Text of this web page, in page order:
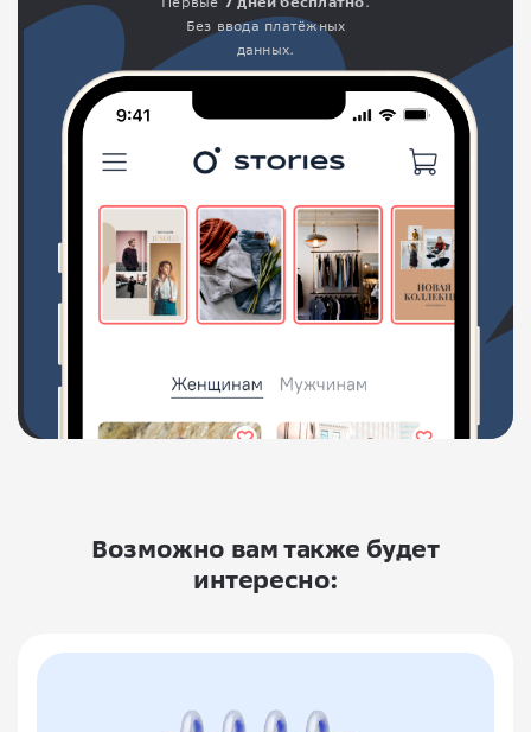
Без ввода платёжных
данных.
Возможно вам также будет
интересно: